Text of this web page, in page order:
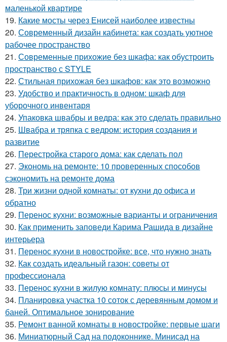
маленькой квартире
19. Какие мосты через Енисей наиболее известны
20. Современный дизайн кабинета: как создать уютное
рабочее пространство
21. Современные прихожие без шкафа: как обустроить
пространство с STYLE
22. Стильная прихожая без шкафов: как это возможно
23. Удобство и практичность в одном: шкаф для
уборочного инвентаря
24. Упаковка швабры и ведра: как это сделать правильно
25. Швабра и тряпка с ведром: история создания и
развитие
26. Перестройка старого дома: как сделать пол
27. Экономь на ремонте: 10 проверенных способов
сэкономить на ремонте дома
28. Три жизни одной комнаты: от кухни до офиса и
обратно
29. Перенос кухни: возможные варианты и ограничения
30. Как применить заповеди Карима Рашида в дизайне
интерьера
31. Перенос кухни в новостройке: все, что нужно знать
32. Как создать идеальный газон: советы от
профессионала
33. Перенос кухни в жилую комнату: плюсы и минусы
34. Планировка участка 10 соток с деревянным домом и
баней. Оптимальное зонирование
35. Ремонт ванной комнаты в новостройке: первые шаги
36. Миниатюрный Сад на подоконнике. Минисад на